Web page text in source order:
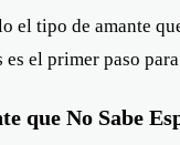
el tipo de amante
el primer paso
que No Sabe